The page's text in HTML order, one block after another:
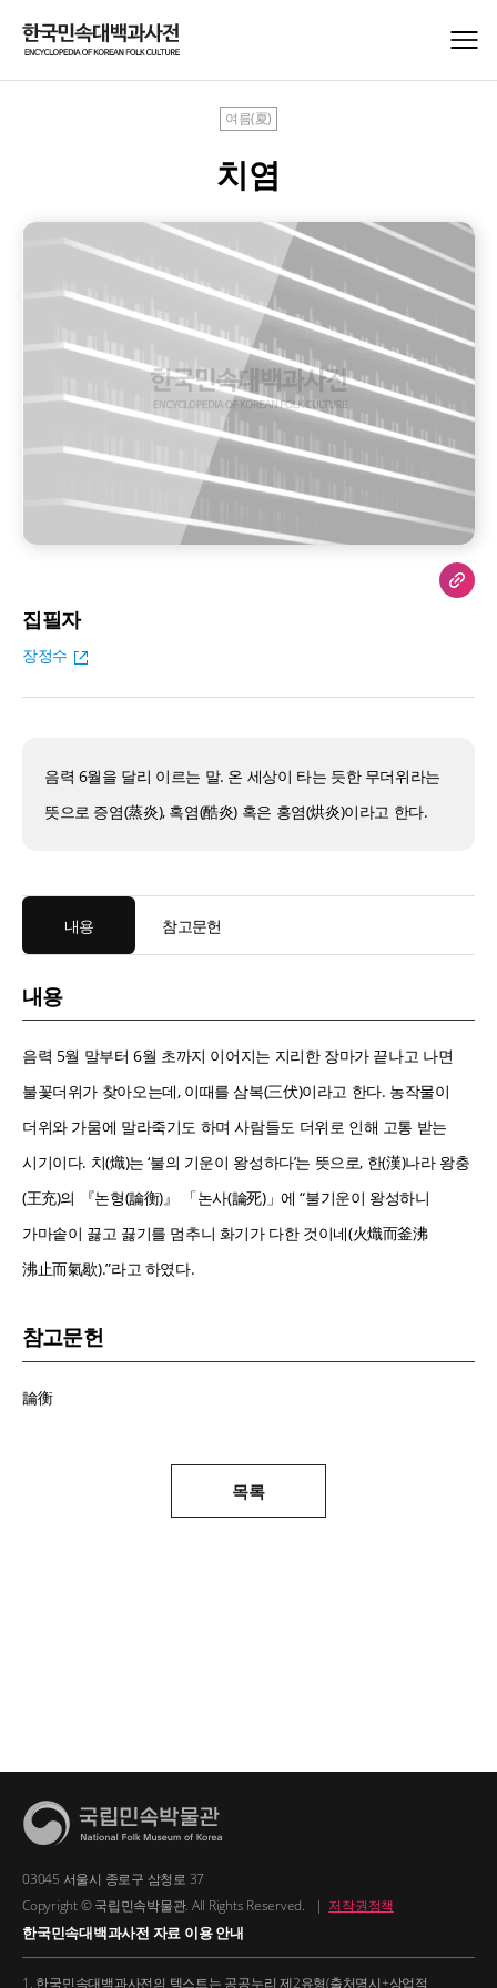
여름(夏)
치염
집필자
장정수
음력 6월을 달리 이르는 말. 온 세상이 타는 듯한 무더위라는
뜻으로 증염(蒸炎), 혹염(酷炎) 혹은 홍염(烘炎)이라고 한다.
내용 참고문헌
내용
음력 5월 말부터 6월 초까지 이어지는 지리한 장마가 끝나고 나면
불꽃더위가 찾아오는데, 이때를 삼복(三伏)이라고 한다. 농작물이
더위와 가뭄에 말라죽기도 하며 사람들도 더위로 인해 고통 받는
시기이다. 치(熾)는 ‘불의 기운이 왕성하다’는 뜻으로, 한(漢)나라 왕충
(王充)의 『논형(論衡)』 「논사(論死)」에 “불기운이 왕성하니
가마솥이 끓고 끓기를 멈추니 화기가 다한 것이네(火熾而釜沸
沸止而氣歇).”라고 하였다.
참고문헌
論衡
목록
03045 서울시 종로구 삼청로 37
Copyright © 국립민속박물관. All Rights Reserved.
| 저작권정책
한국민속대백과사전 자료 이용 안내
1. 한국민속대백과사전의 텍스트는 공공누리 제2유형(출처명시+상업적